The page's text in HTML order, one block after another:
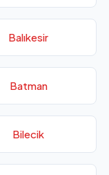
Balıkesir
Batman
Bilecik